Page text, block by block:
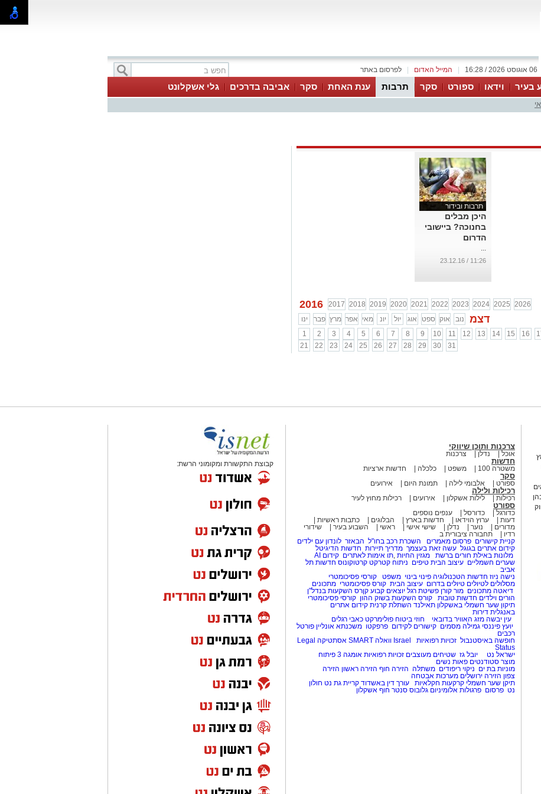
לפרסום באתר המייל האדום 06 אוגוסט 2026 / 16:28
בעיר וידאו ספורט סקר תרבות ענת האחת סקר אביבה בדרכים גלי אשקלונט
תרבות ובידור
היכן מבלים
בחנוכה? ביישובי
הדרום
...
11:26 / 23.12.16
2016 2017 2018 2019 2020 2021 2022 2023 2024 2025 2026
ינו
פבר מרץ אפר מאי יונ יול אוג ספט אוק נוב דצמ
1 2 3 4 5 6 7 8 9 10 11 12 13 14 15 16
21
22 23 24 25 26 27 28 29 30 31
27א ל"חוק
צרכנות ותוכן שיווקי
אוכל נדלן צרכנות
חדשות
משטרה 100 משפט כלכלה חדשות ארציות
סקר
ספורט אלבומי לילה תמונת היום אירועים
רכילות ולילה
רכילות לילות אשקלון אירועים רכילות מחוץ לעיר
ספורט
כדורגל כדורסל
ענפים נוספים
דעות
ערוץ הוידאו חדשות בארץ הבלוגים
כתבות ראשיות
מדורים
נוער נדלן שישי אישי ראשי השבוע בעיר
שידורי
רדיו
תחבורה ציבורית ב
קניית קישורים פרסום מאמרים השכרת רכב בחו"ל הבאזר לונדון עם ילדים
קידום אתרים בגוגל עשה זאת בעצמך מדריך תיירות חדשות הדיגיטל
מלונות באילת חורים ברשת מגזין החיות ,תו אימות לאתרים קידום AI
שערים חשמליים עיצוב הבית טיפים ניתוח קטרקט קרטוקונוס חדשות תל
אביב
נישה ניוז חדשות הטכנולוגיה פינוי בינוי משפט
קורסי פסיכומטרי
מסלולים לטיולים טיולים בדרום עיצוב הבית קורס פסיכומטרי מתכונים
דיאטה מתכונים מור קורן פשיטת רגל יוצאים קבוע קןרס השקעות בנדל"ן
הורים וילדים חדשות טובות קורס השקעות בשוק ההון קורסי פסיכומטרי
תיקון שער חשמלי באשקלון תאילנד השתלת קרנית קידום אתרים
באנגלית דירות
עין יבשה מזג האוויר בדובאי חוזי ביטוח פולימרקט כאבי רגלים
יועץ פיננסי גמילה מסמים קישורים לקידום פרפקטו משכנתא אונליין פורטל
רכבים
חופשה באיסטנבול זכויות רפואיות Israel וואלה SMART אסתטיקה Legal
Status
ישראל נט
יובל גז שטיחים מעוצבים זכויות רפואיות אומגה 3
פיתוח
מוצר סטודנטים פאות נשים
מוניות בת ים ניקוי ריפודים משתלה הזירה חוף הזירה ראשון הזירה
צפון הזירה ירושלים מערכות אבטחה
תיקן שער חשמלי קרקעות חקלאיות עורך דין באשדוד קריית גת נט חולון
נט פרסום פרגולות אלומיניום גלובוס סנטר חוף אשקלון
קבוצת התקשורת ומקומוני הרשת: